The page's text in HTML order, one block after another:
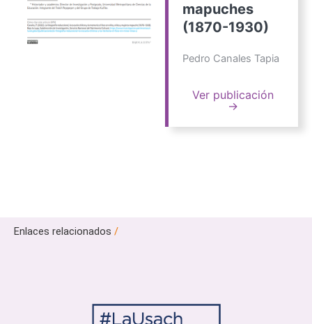
mapuches
(1870-1930)
Pedro Canales Tapia
Ver publicación
→
Enlaces relacionados /